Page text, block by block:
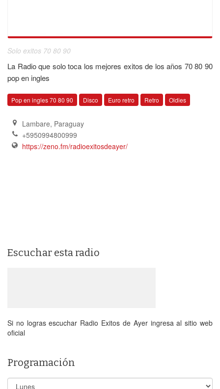
Solo exitos 70 80 90
La Radio que solo toca los mejores exitos de los años 70 80 90
pop en ingles
Pop en ingles 70 80 90 Disco Euro retro Retro Oldies
Lambare, Paraguay
+5950994800999
https://zeno.fm/radioexitosdeayer/
Escuchar esta radio
Si no logras escuchar Radio Exitos de Ayer ingresa al sitio web
oficial
Programación